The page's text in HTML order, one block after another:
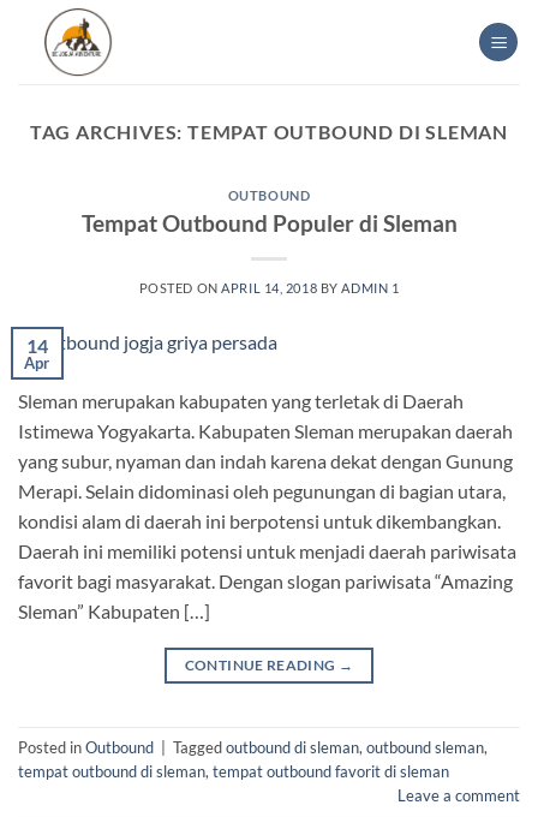
content
TAG ARCHIVES:TEMPAT OUTBOUND DI SLEMAN
OUTBOUND
Tempat Outbound Populer di Sleman
POSTED ON APRIL 14, 2018 BY ADMIN 1
14
Apr
Sleman merupakan kabupaten yang terletak di Daerah
Istimewa Yogyakarta. Kabupaten Sleman merupakan daerah
yang subur, nyaman dan indah karena dekat dengan Gunung
Merapi. Selain didominasi oleh pegunungan di bagian utara,
kondisi alam di daerah ini berpotensi untuk dikembangkan.
Daerah ini memiliki potensi untuk menjadi daerah pariwisata
favorit bagi masyarakat. Dengan slogan pariwisata “Amazing
Sleman” Kabupaten […]
CONTINUE READING →
Posted inOutbound Taggedoutbound di sleman,outbound sleman,
tempat outbound di sleman,tempat outbound favorit di sleman
Leave a comment